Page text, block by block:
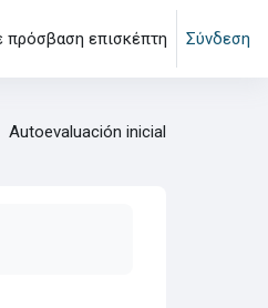
πρόσβαση επισκέπτη Σύνδεση
Autoevaluación inicial